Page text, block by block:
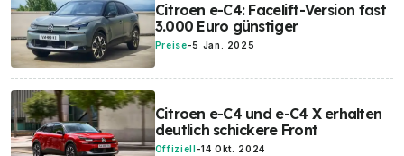
Citroen e-C4: Facelift-Version fast
3.000 Euro günstiger
Preise-5 Jan. 2025
Citroen e-C4 und e-C4 X erhalten
deutlich schickere Front
Offiziell -14 Okt. 2024